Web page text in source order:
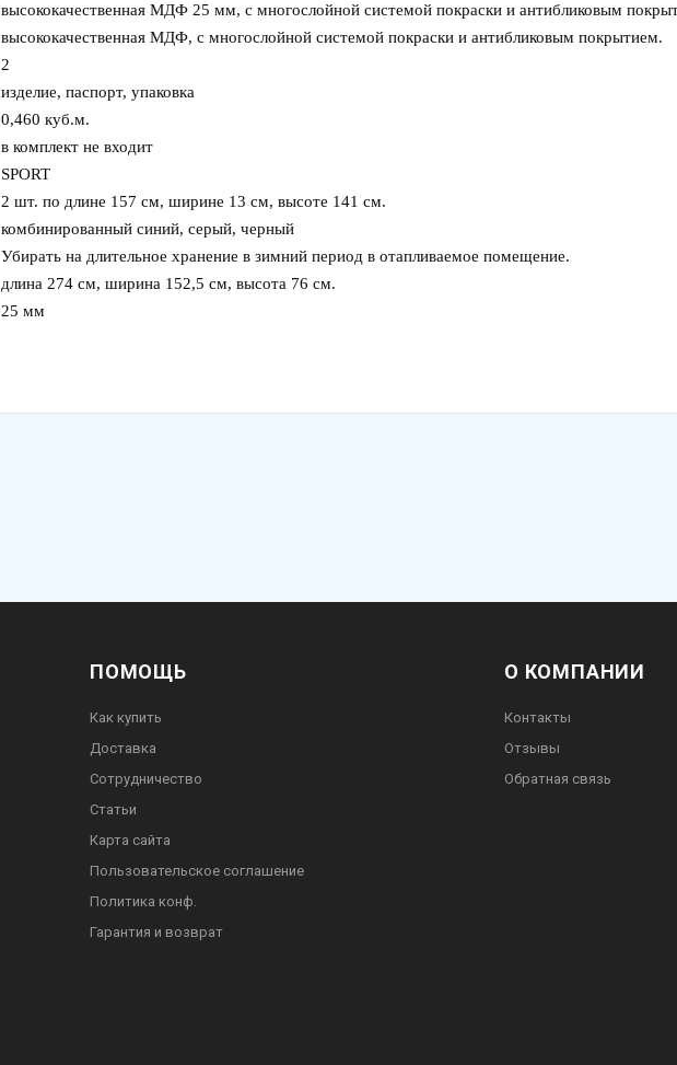
высококачественная МДФ 25 мм, с многослойной системой покраски и антибликовым
высококачественная МДФ, с многослойной системой покраски и антибликовым покрытием.
2
изделие, паспорт, упаковка
0,460 куб.м.
в комплект не входит
SPORT
2 шт. по длине 157 см, ширине 13 см, высоте 141 см.
комбинированный синий, серый, черный
Убирать на длительное хранение в зимний период в отапливаемое помещение.
длина 274 см, ширина 152,5 см, высота 76 см.
25 мм
ПОМОЩЬ
Как купить
Доставка
Сотрудничество
Статьи
Карта сайта
Пользовательское соглашение
Политика конф.
Гарантия и возврат
О КОМПАНИИ
Контакты
Отзывы
Обратная связь